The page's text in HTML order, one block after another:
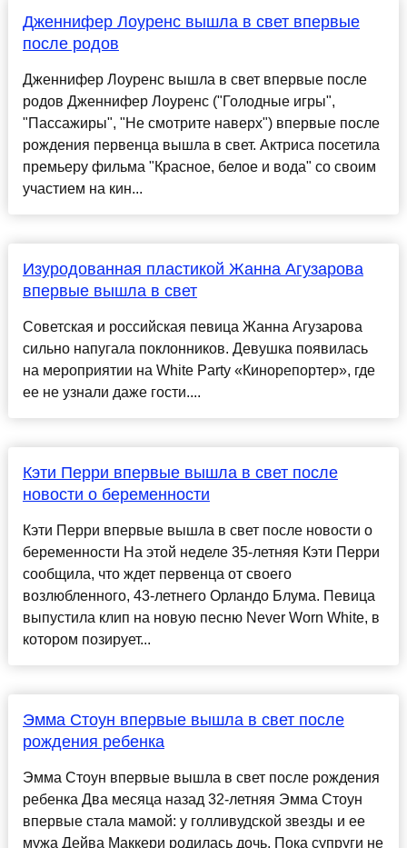
Дженнифер Лоуренс вышла в свет впервые
после родов
Дженнифер Лоуренс вышла в свет впервые после
родов Дженнифер Лоуренс ("Голодные игры",
"Пассажиры", "Не смотрите наверх") впервые после
рождения первенца вышла в свет. Актриса посетила
премьеру фильма "Красное, белое и вода" со своим
участием на кин...
Изуродованная пластикой Жанна Агузарова
впервые вышла в свет
Советская и российская певица Жанна Агузарова
сильно напугала поклонников. Девушка появилась
на мероприятии на White Party «Кинорепортер», где
ее не узнали даже гости....
Кэти Перри впервые вышла в свет после
новости о беременности
Кэти Перри впервые вышла в свет после новости о
беременности На этой неделе 35-летняя Кэти Перри
сообщила, что ждет первенца от своего
возлюбленного, 43-летнего Орландо Блума. Певица
выпустила клип на новую песню Never Worn White, в
котором позирует...
Эмма Стоун впервые вышла в свет после
рождения ребенка
Эмма Стоун впервые вышла в свет после рождения
ребенка Два месяца назад 32-летняя Эмма Стоун
впервые стала мамой: у голливудской звезды и ее
мужа Дейва Маккери родилась дочь. Пока супруги не